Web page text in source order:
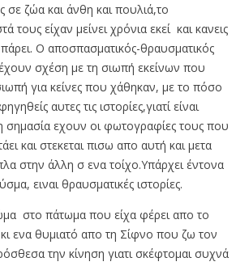
ζώα και άνθη και πουλιά,το
τους είχαν μείνει χρόνια εκεί και κανεις
Ο αποσπασματικός-θραυσματικός
σχέση με τη σιωπή εκείνων που
για κείνες που χάθηκαν, με το πόσο
αυτες τις ιστορίες,γιατί είναι
σημασία εχουν οι φωτογραφίες τους που
και στεκεται πισω απο αυτή και μετα
στην άλλη σ ενα τοίχο.Υπάρχει έντονα
ειναι θραυσματικές ιστορίες.
στο πάτωμα που είχα φέρει απο το
ενα θυμιατό απο τη Σίφνο που ζω τον
την κίνηση γιατι σκέφτομαι συχνά